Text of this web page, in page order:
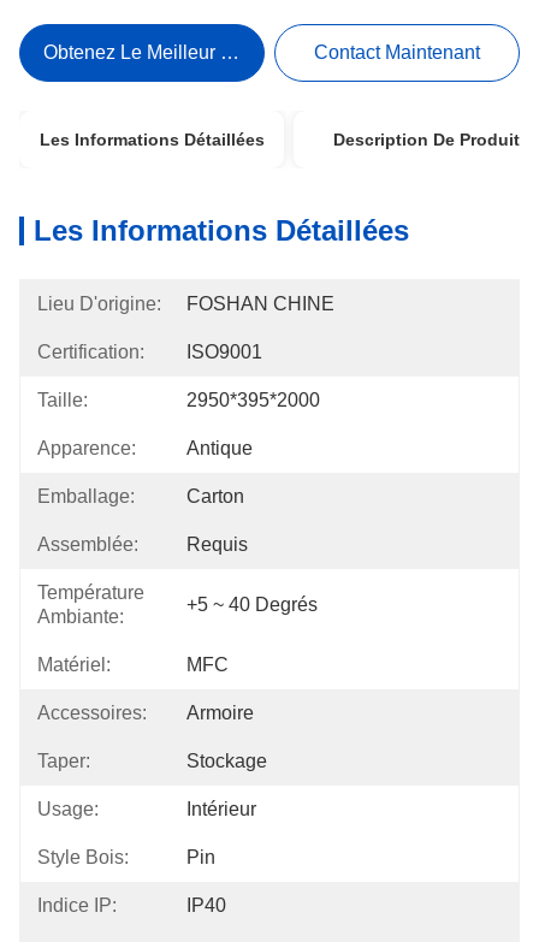
Obtenez Le Meilleur Prix Contact Maintenant
Les Informations Détaillées Description De Produit
Les Informations Détaillées
Lieu D'origine: FOSHAN CHINE
Certification: ISO9001
Taille: 2950*395*2000
Apparence: Antique
Emballage: Carton
Assemblée: Requis
Température
Ambiante:
+5 ~ 40 Degrés
Matériel: MFC
Accessoires: Armoire
Taper: Stockage
Usage: Intérieur
Style Bois: Pin
Indice IP: IP40